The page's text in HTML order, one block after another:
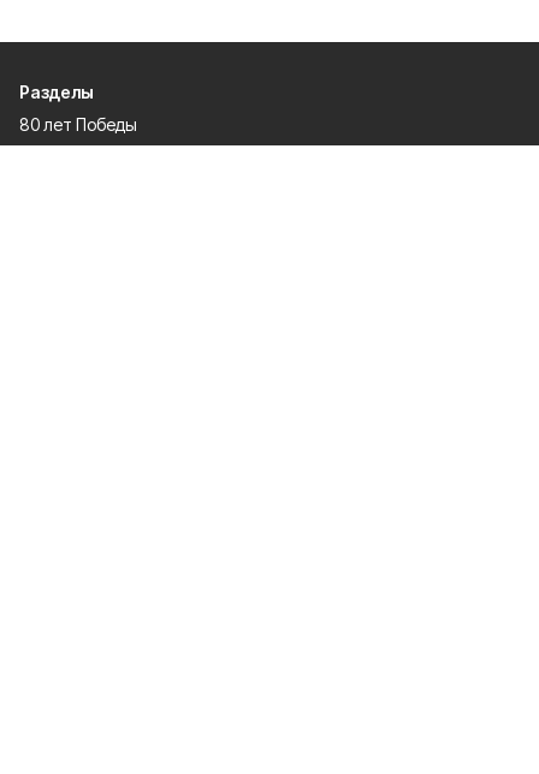
Разделы
80 лет Победы